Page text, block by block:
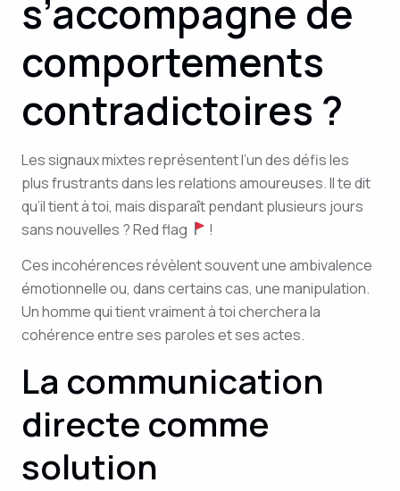
s’accompagne de
comportements
contradictoires ?
Les signaux mixtes représentent l’un des défis les
plus frustrants dans les relations amoureuses. Il te dit
qu’il tient à toi, mais disparaît pendant plusieurs jours
sans nouvelles ? Red flag
!
Ces incohérences révèlent souvent une ambivalence
émotionnelle ou, dans certains cas, une manipulation.
Un homme qui tient vraiment à toi cherchera la
cohérence entre ses paroles et ses actes.
La communication
directe comme
solution